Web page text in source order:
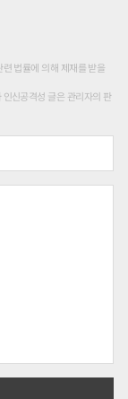
법률에 의해 제재를 받을
신공격성 글은 관리자의 판